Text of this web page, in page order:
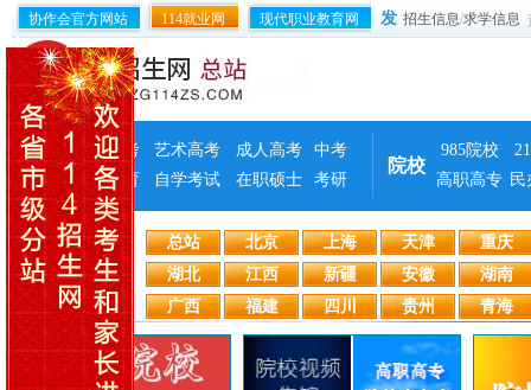
协作会官方网站 114就业网 现代职业教育网 发 招生信息/求学信息
资讯
普通高考 艺术高考 成人高考
中考
远程教育
自学考试 在职硕士 考研
院校
985院校
高职高专 民
地方分站
总站 北京 上海 天津
重庆
湖北
江西 新疆 安徽
湖南
广西
福建 四川 贵州 青海